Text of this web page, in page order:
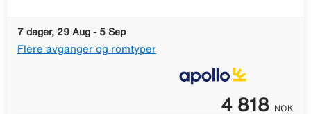
7 dager, 29 Aug - 5 Sep
Flere avganger og romtyper
4 818 NOK